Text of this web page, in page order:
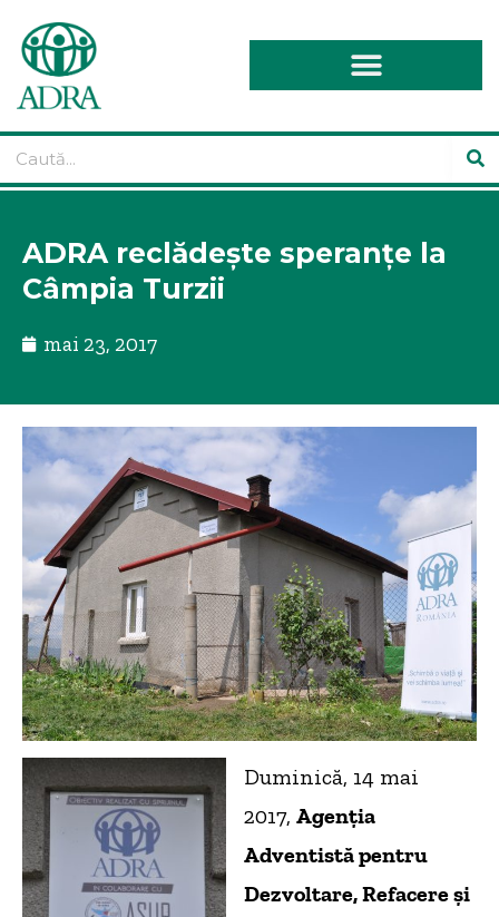
ADRA reclădește speranțe la
Câmpia Turzii
mai 23, 2017
Duminică, 14 mai
2017, Agenţia
Adventistă pentru
Dezvoltare, Refacere şi